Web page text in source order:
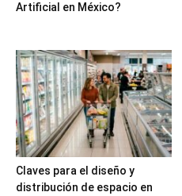
Artificial en México?
Claves para el diseño y
distribución de espacio en